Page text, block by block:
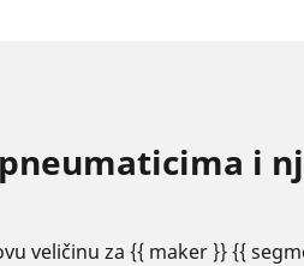
i
veličinu za {{ maker }} {{